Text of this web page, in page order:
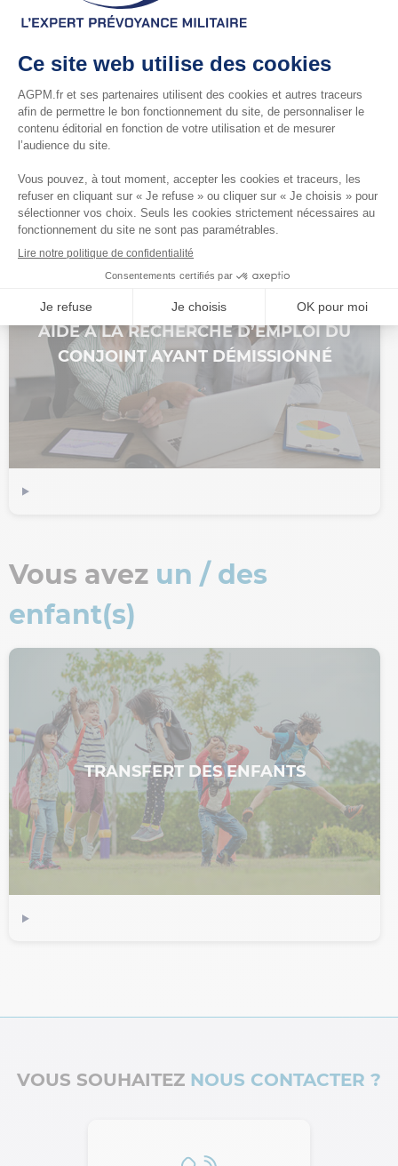
AIDE À LA RECHERCHE D’EMPLOI DU
CONJOINT AYANT DÉMISSIONNÉ
Vous avez un / des
enfant(s)
TRANSFERT DES ENFANTS
VOUS SOUHAITEZ NOUS CONTACTER ?